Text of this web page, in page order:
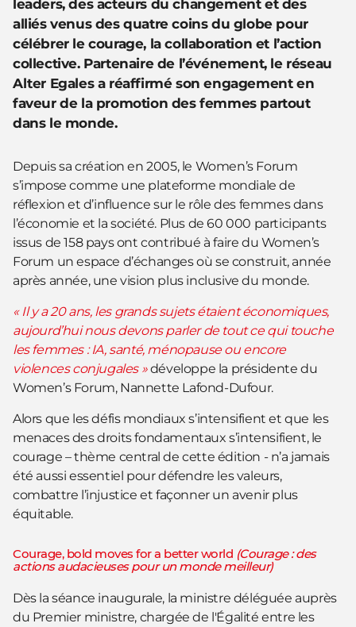
leaders, des acteurs du changement et des
alliés venus des quatre coins du globe pour
célébrer le courage, la collaboration et l’action
collective. Partenaire de l’événement, le réseau
Alter Egales a réaffirmé son engagement en
faveur de la promotion des femmes partout
dans le monde.
Depuis sa création en 2005, le Women’s Forum
s’impose comme une plateforme mondiale de
réflexion et d’influence sur le rôle des femmes dans
l’économie et la société. Plus de 60 000 participants
issus de 158 pays ont contribué à faire du Women’s
Forum un espace d’échanges où se construit, année
après année, une vision plus inclusive du monde.
« Il y a 20 ans, les grands sujets étaient économiques,
aujourd’hui nous devons parler de tout ce qui touche
les femmes : IA, santé, ménopause ou encore
violences conjugales »développe la présidente du
Women’s Forum, Nannette Lafond-Dufour.
Alors que les défis mondiaux s’intensifient et que les
menaces des droits fondamentaux s’intensifient, le
courage – thème central de cette édition - n’a jamais
été aussi essentiel pour défendre les valeurs,
combattre l’injustice et façonner un avenir plus
équitable.
Courage, bold moves for a better world (Courage : des
actions audacieuses pour un monde meilleur)
Dès la séance inaugurale, la ministre déléguée auprès
du Premier ministre, chargée de l'Égalité entre les